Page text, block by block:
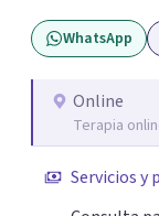
es único. Por
seguro donde la
humana. A
buscamos
historia
WhatsApp
Online
Terapia
Servicios y